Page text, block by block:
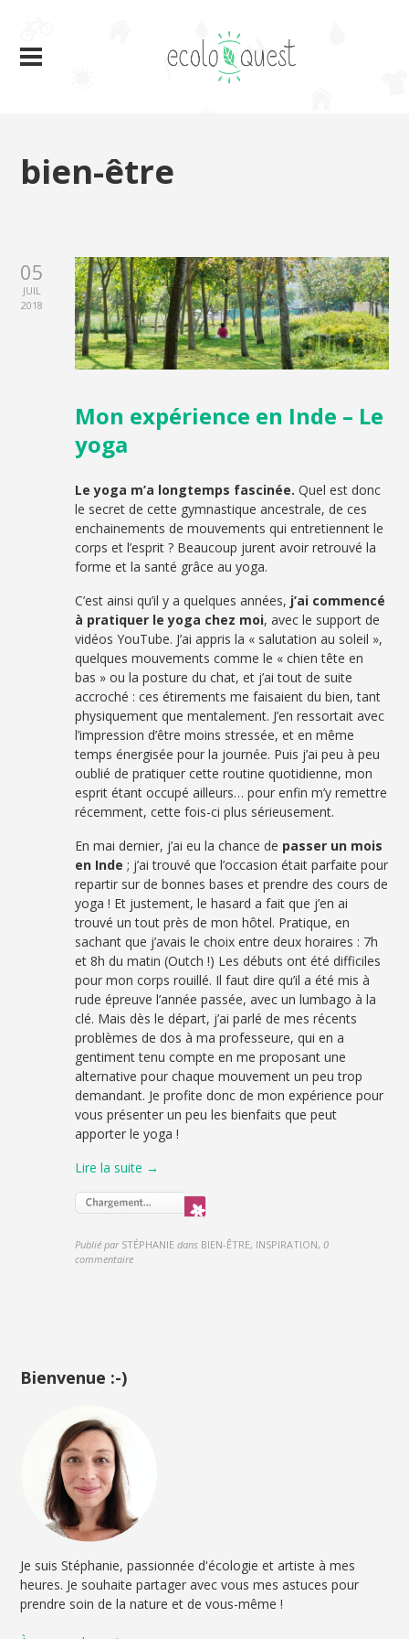
bien-être
05
JUIL
2018
Mon expérience en Inde – Le
yoga
Le yoga m’a longtemps fascinée. Quel est donc
le secret de cette gymnastique ancestrale, de ces
enchainements de mouvements qui entretiennent le
corps et l’esprit ? Beaucoup jurent avoir retrouvé la
forme et la santé grâce au yoga.
C’est ainsi qu’il y a quelques années, j’ai commencé
à pratiquer le yoga chez moi, avec le support de
vidéos YouTube. J’ai appris la « salutation au soleil »,
quelques mouvements comme le « chien tête en
bas » ou la posture du chat, et j’ai tout de suite
accroché : ces étirements me faisaient du bien, tant
physiquement que mentalement. J’en ressortait avec
l’impression d’être moins stressée, et en même
temps énergisée pour la journée. Puis j’ai peu à peu
oublié de pratiquer cette routine quotidienne, mon
esprit étant occupé ailleurs… pour enfin m’y remettre
récemment, cette fois-ci plus sérieusement.
En mai dernier, j’ai eu la chance de passer un mois
en Inde ; j’ai trouvé que l’occasion était parfaite pour
repartir sur de bonnes bases et prendre des cours de
yoga ! Et justement, le hasard a fait que j’en ai
trouvé un tout près de mon hôtel. Pratique, en
sachant que j’avais le choix entre deux horaires : 7h
et 8h du matin (Outch !) Les débuts ont été difficiles
pour mon corps rouillé. Il faut dire qu’il a été mis à
rude épreuve l’année passée, avec un lumbago à la
clé. Mais dès le départ, j’ai parlé de mes récents
problèmes de dos à ma professeure, qui en a
gentiment tenu compte en me proposant une
alternative pour chaque mouvement un peu trop
demandant. Je profite donc de mon expérience pour
vous présenter un peu les bienfaits que peut
apporter le yoga !
Lire la suite →
Publié par STÉPHANIE dans BIEN-ÊTRE, INSPIRATION,0
commentaire
Bienvenue :-)
Je suis Stéphanie, passionnée d'écologie et artiste à mes
heures. Je souhaite partager avec vous mes astuces pour
prendre soin de la nature et de vous-même !